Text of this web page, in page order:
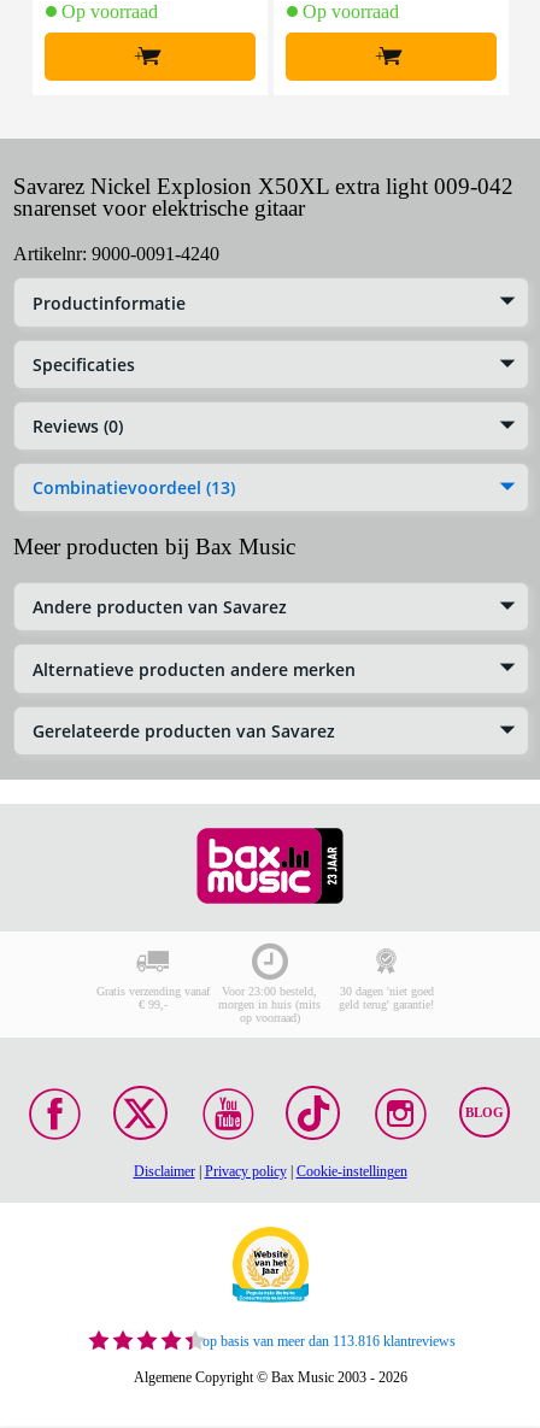
Op voorraad
+
Op voorraad
+
Savarez Nickel Explosion X50XL extra light 009-042
snarenset voor elektrische gitaar
Artikelnr: 9000-0091-4240
Productinformatie
Specificaties
Reviews (0)
Combinatievoordeel (13)
Meer producten bij Bax Music
Andere producten van Savarez
Alternatieve producten andere merken
Gerelateerde producten van Savarez
Gratis verzending vanaf
€ 99,-
Voor 23:00 besteld,
morgen in huis (mits
op voorraad)
30 dagen 'niet goed
geld terug' garantie!
BLOG
Disclaimer| Privacy policy| Cookie-instellingen
op basis van meer dan 113.816 klantreviews
Algemene Copyright © Bax Music 2003 - 2026